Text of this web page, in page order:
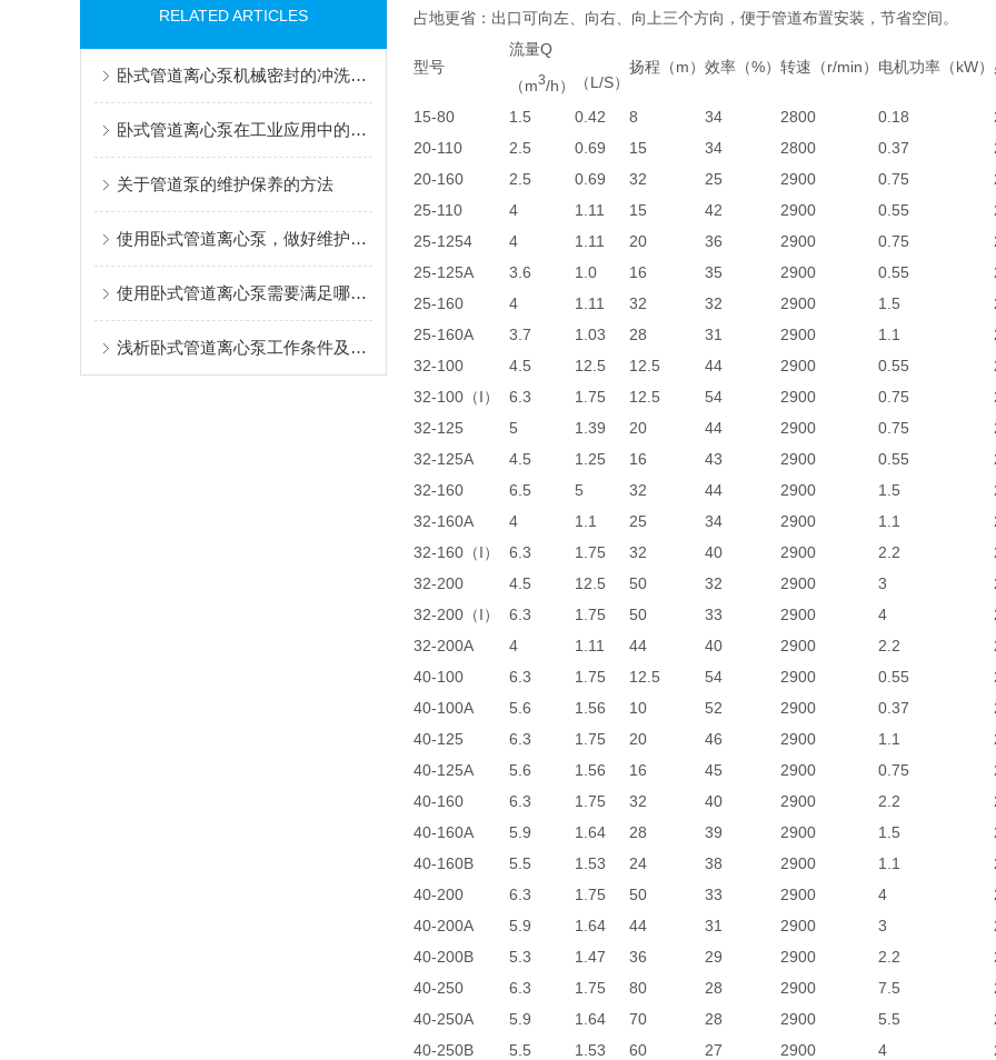
RELATED ARTICLES
卧式管道离心泵机械密封的冲洗方案选择与泄漏预防措施
卧式管道离心泵在工业应用中的优势与特点
关于管道泵的维护保养的方法
使用卧式管道离心泵，做好维护保养十分重要
使用卧式管道离心泵需要满足哪些要点？
浅析卧式管道离心泵工作条件及安装要点
占地更省：出口可向左、向右、向上三个方向，便于管道布置安装，节省空间。
型号
流量Q
扬程（m） 效率（%） 转速（r/min） 电机功率（kW）
（m3/h）
（L/S）
15-80
1.5 0.42 8 34 2800 0.18
20-110
2.5 0.69 15 34 2800 0.37
20-160
2.5 0.69 32 25 2900 0.75
25-110
4 1.11 15 42 2900 0.55
25-1254
4 1.11 20 36 2900 0.75
25-125A
3.6 1.0 16 35 2900 0.55
25-160
4 1.11 32 32 2900 1.5
25-160A
3.7 1.03 28 31 2900 1.1
32-100
4.5 12.5 12.5 44 2900 0.55
32-100（I）
6.3 1.75 12.5 54 2900 0.75
32-125
5 1.39 20 44 2900 0.75
32-125A
4.5 1.25 16 43 2900 0.55
32-160
6.5 5 32 44 2900 1.5
32-160A
4 1.1 25 34 2900 1.1
32-160（I）
6.3 1.75 32 40 2900 2.2
32-200
4.5 12.5 50 32 2900 3
32-200（I）
6.3 1.75 50 33 2900 4
32-200A
4 1.11 44 40 2900 2.2
40-100
6.3 1.75 12.5 54 2900 0.55
40-100A
5.6 1.56 10 52 2900 0.37
40-125
6.3 1.75 20 46 2900 1.1
40-125A
5.6 1.56 16 45 2900 0.75
40-160
6.3 1.75 32 40 2900 2.2
40-160A
5.9 1.64 28 39 2900 1.5
40-160B
5.5 1.53 24 38 2900 1.1
40-200
6.3 1.75 50 33 2900 4
40-200A
5.9 1.64 44 31 2900 3
40-200B
5.3 1.47 36 29 2900 2.2
40-250
6.3 1.75 80 28 2900 7.5
40-250A
5.9 1.64 70 28 2900 5.5
40-250B
5.5 1.53 60 27 2900 4